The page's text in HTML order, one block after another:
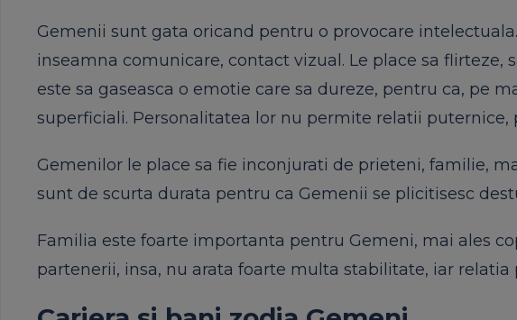
Gemenii sunt gata oricand pentru o provocare
inseamna comunicare, contact vizual. Le place sa flirteze,
este sa gaseasca o emotie care sa dureze, pentru ca, pe
superficiali. Personalitatea lor nu permite relatii puternice,
Gemenilor le place sa fie inconjurati de prieteni, familie,
sunt de scurta durata pentru ca Gemenii se plicitisesc
Familia este foarte importanta pentru Gemeni, mai ales
partenerii, insa, nu arata foarte multa stabilitate, iar